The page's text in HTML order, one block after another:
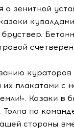
зенитной
бруствер.
плакатами с
Казаки в
по
стороны